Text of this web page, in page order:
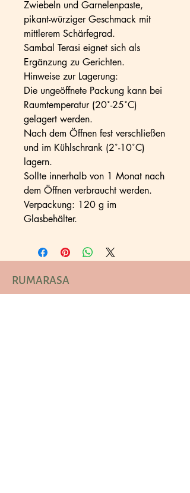
Zwiebeln und Garnelenpaste,
pikant-würziger Geschmack mit
mittlerem Schärfegrad.
Sambal Terasi eignet sich als
Ergänzung zu Gerichten.
Hinweise zur Lagerung:
Die ungeöffnete Packung kann bei
Raumtemperatur (20˚-25˚C)
gelagert werden.
Nach dem Öffnen fest verschließen
und im Kühlschrank (2˚-10˚C)
lagern.
Sollte innerhalb von 1 Monat nach
dem Öffnen verbraucht werden.
Verpackung: 120 g im
Glasbehälter.
RUMARASA